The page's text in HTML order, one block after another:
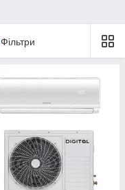
Фільтри